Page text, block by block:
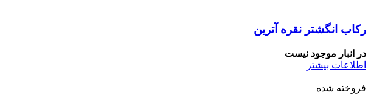
رکاب انگشتر نقره آترین
در انبار موجود نیست
اطلاعات بیشتر
فروخته شده